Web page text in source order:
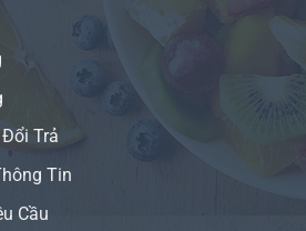
Trả
Tin
Cầu